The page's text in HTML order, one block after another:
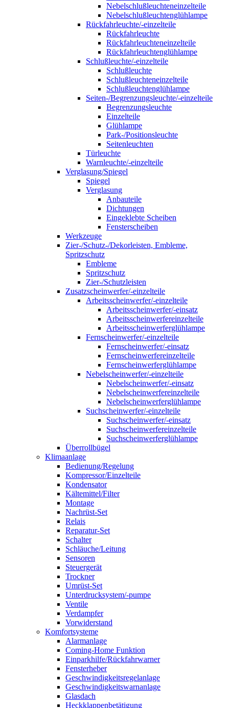
Nebelschlußleuchteneinzelteile
Nebelschlußleuchtenglühlampe
Rückfahrleuchte/-einzelteile
Rückfahrleuchte
Rückfahrleuchteneinzelteile
Rückfahrleuchtenglühlampe
Schlußleuchte/-einzelteile
Schlußleuchte
Schlußleuchteneinzelteile
Schlußleuchtenglühlampe
Seiten-/Begrenzungsleuchte/-einzelteile
Begrenzungsleuchte
Einzelteile
Glühlampe
Park-/Positionsleuchte
Seitenleuchten
Türleuchte
Warnleuchte/-einzelteile
Verglasung/Spiegel
Spiegel
Verglasung
Anbauteile
Dichtungen
Eingeklebte Scheiben
Fensterscheiben
Werkzeuge
Zier-/Schutz-/Dekorleisten, Embleme,
Spritzschutz
Embleme
Spritzschutz
Zier-/Schutzleisten
Zusatzscheinwerfer/-einzelteile
Arbeitsscheinwerfer/-einzelteile
Arbeitsscheinwerfer/-einsatz
Arbeitsscheinwerfereinzelteile
Arbeitsscheinwerferglühlampe
Fernscheinwerfer/-einzelteile
Fernscheinwerfer/-einsatz
Fernscheinwerfereinzelteile
Fernscheinwerferglühlampe
Nebelscheinwerfer/-einzelteile
Nebelscheinwerfer/-einsatz
Nebelscheinwerfereinzelteile
Nebelscheinwerferglühlampe
Suchscheinwerfer/-einzelteile
Suchscheinwerfer/-einsatz
Suchscheinwerfereinzelteile
Suchscheinwerferglühlampe
Überrollbügel
Klimaanlage
Bedienung/Regelung
Kompressor/Einzelteile
Kondensator
Kältemittel/Filter
Montage
Nachrüst-Set
Relais
Reparatur-Set
Schalter
Schläuche/Leitung
Sensoren
Steuergerät
Trockner
Umrüst-Set
Unterdrucksystem/-pumpe
Ventile
Verdampfer
Vorwiderstand
Komfortsysteme
Alarmanlage
Coming-Home Funktion
Einparkhilfe/Rückfahrwarner
Fensterheber
Geschwindigkeitsregelanlage
Geschwindigkeitswarnanlage
Glasdach
Heckklappenbetätigung